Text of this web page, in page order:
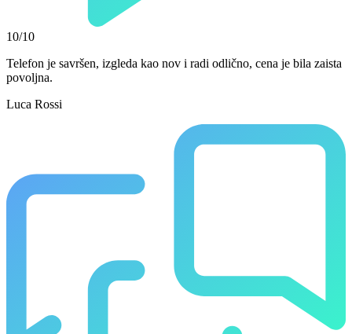
10/10
Telefon je savršen, izgleda kao nov i radi odlično, cena je bila zaista
povoljna.
Luca Rossi